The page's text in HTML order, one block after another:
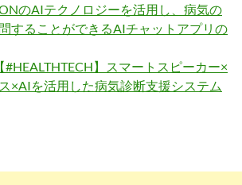
のAIテクノロジーを活用し、病気の
することができるAIチャットアプリの
#HEALTHTECH】スマートスピーカー×
×AIを活用した病気診断支援システム